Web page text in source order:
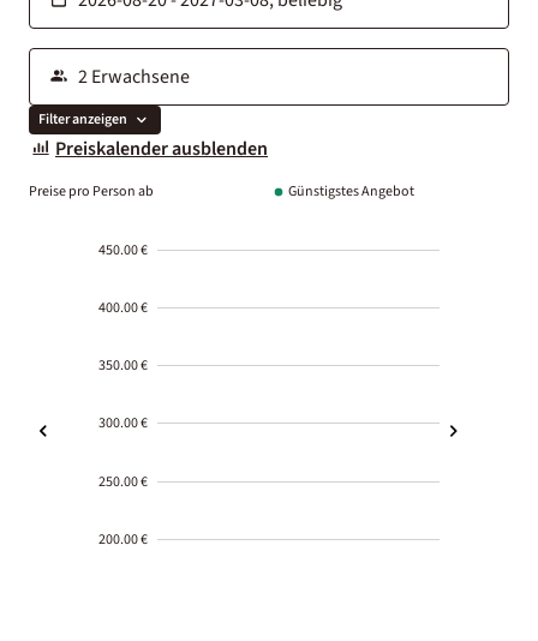
Filter anzeigen
Preiskalender ausblenden
Preise pro Person ab Günstigstes Angebot
450.00 €
400.00 €
350.00 €
300.00 €
250.00 €
200.00 €